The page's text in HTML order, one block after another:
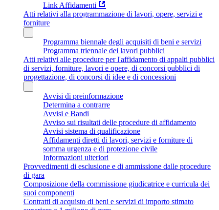
Link Affidamenti
Atti relativi alla programmazione di lavori, opere, servizi e
forniture
Programma biennale degli acquisiti di beni e servizi
Programma triennale dei lavori pubblici
Atti relativi alle procedure per l'affidamento di appalti pubblici
di servizi, forniture, lavori e opere, di concorsi pubblici di
progettazione, di concorsi di idee e di concessioni
Avvisi di preinformazione
Determina a contrarre
Avvisi e Bandi
Avviso sui risultati delle procedure di affidamento
Avvisi sistema di qualificazione
Affidamenti diretti di lavori, servizi e forniture di
somma urgenza e di protezione civile
Informazioni ulteriori
Provvedimenti di esclusione e di ammissione dalle procedure
di gara
Composizione della commissione giudicatrice e curricula dei
suoi componenti
Contratti di acquisto di beni e servizi di importo stimato